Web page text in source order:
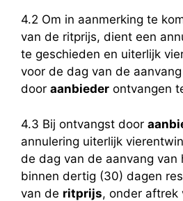
4.2 Om in aanmerking te
van de ritprijs, dient een
te geschieden en uiterlijk
voor de dag van de
door aanbieder ontvangen
4.3 Bij ontvangst door
annulering uiterlijk
de dag van de aanvang van
binnen dertig (30) dagen
van de ritprijs, onder aftrek